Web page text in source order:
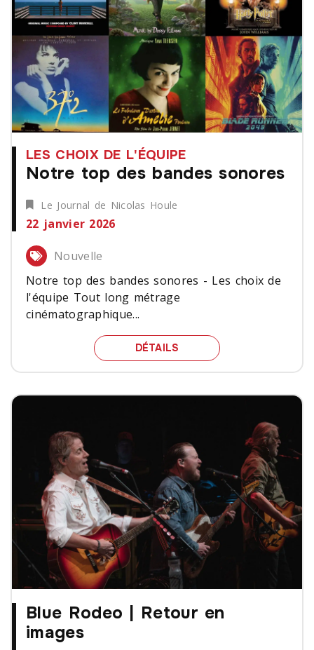
LES CHOIX DE L'ÉQUIPE
Notre top des bandes sonores
Le Journal de Nicolas Houle
22 janvier 2026
Nouvelle
Notre top des bandes sonores - Les choix de
l'équipe Tout long métrage
cinématographique...
DÉTAILS NOTRE TOP DES
Blue Rodeo | Retour en
images